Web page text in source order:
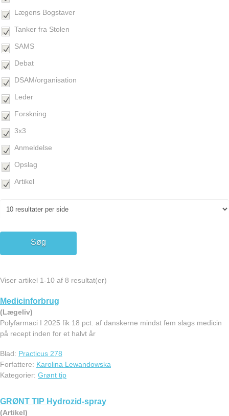
Lægens Bogstaver
Tanker fra Stolen
SAMS
Debat
DSAM/organisation
Leder
Forskning
3x3
Anmeldelse
Opslag
Artikel
Viser artikel 1-10 af 8 resultat(er)
Medicinforbrug
(Lægeliv)
Polyfarmaci I 2025 fik 18 pct. af danskerne mindst fem slags medicin
på recept inden for et halvt år
Blad: Practicus 278
Forfattere: Karolina Lewandowska
Kategorier: Grønt tip
GRØNT TIP Hydrozid-spray
(Artikel)